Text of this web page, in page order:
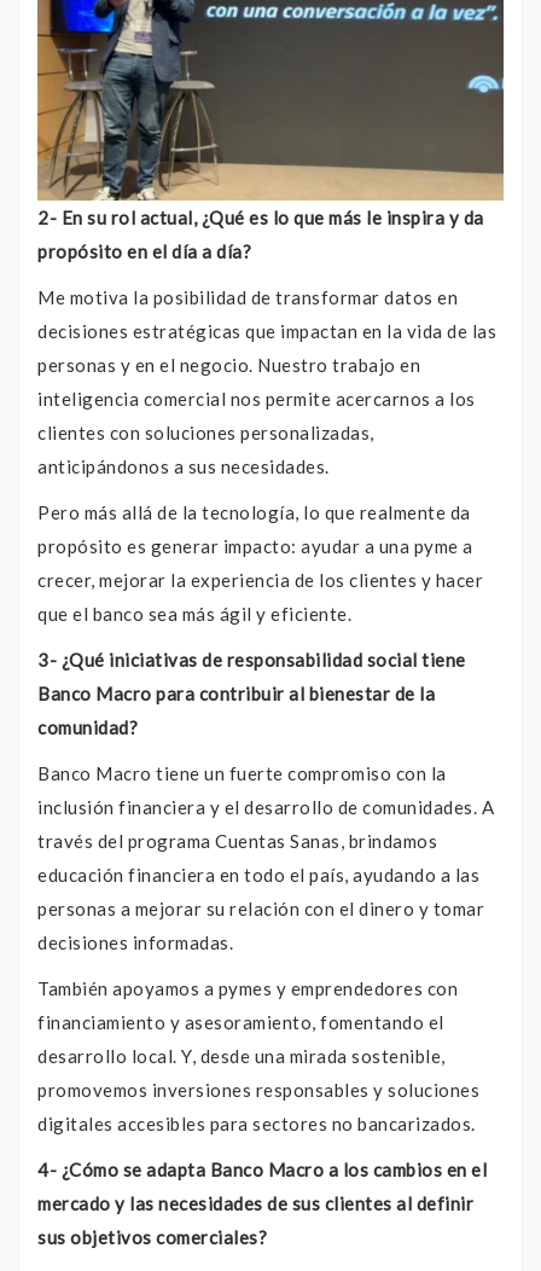
2- En su rol actual, ¿Qué es lo que más le inspira y da
propósito en el día a día?
Me motiva la posibilidad de transformar datos en
decisiones estratégicas que impactan en la vida de las
personas y en el negocio. Nuestro trabajo en
inteligencia comercial nos permite acercarnos a los
clientes con soluciones personalizadas,
anticipándonos a sus necesidades.
Pero más allá de la tecnología, lo que realmente da
propósito es generar impacto: ayudar a una pyme a
crecer, mejorar la experiencia de los clientes y hacer
que el banco sea más ágil y eficiente.
3- ¿Qué iniciativas de responsabilidad social tiene
Banco Macro para contribuir al bienestar de la
comunidad?
Banco Macro tiene un fuerte compromiso con la
inclusión financiera y el desarrollo de comunidades. A
través del programa Cuentas Sanas, brindamos
educación financiera en todo el país, ayudando a las
personas a mejorar su relación con el dinero y tomar
decisiones informadas.
También apoyamos a pymes y emprendedores con
financiamiento y asesoramiento, fomentando el
desarrollo local. Y, desde una mirada sostenible,
promovemos inversiones responsables y soluciones
digitales accesibles para sectores no bancarizados.
4- ¿Cómo se adapta Banco Macro a los cambios en el
mercado y las necesidades de sus clientes al definir
sus objetivos comerciales?